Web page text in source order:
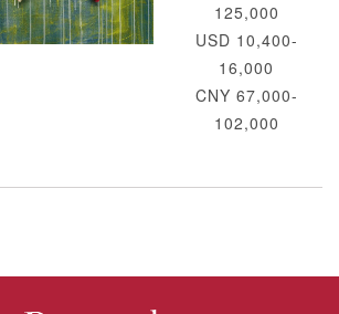
125,000
USD 10,400-
16,000
CNY 67,000-
102,000